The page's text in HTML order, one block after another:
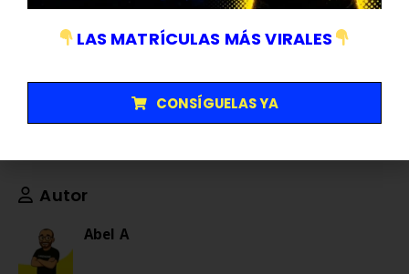
CALCULADORA HP/CV
Autor
Abel A
LAS MATRÍCULAS MÁS VIRALES
CONSÍGUELAS YA